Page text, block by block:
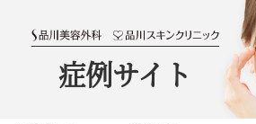
症例サイト